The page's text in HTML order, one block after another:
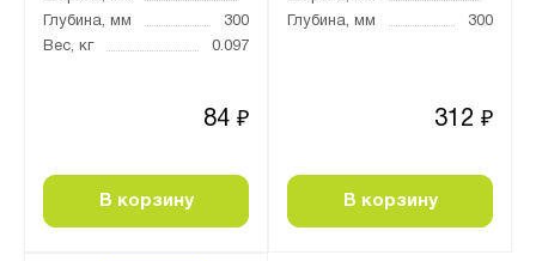
Глубина, мм
300
Вес, кг
0.097
84 ₽
В корзину
Глубина, мм
300
312 ₽
В корзину